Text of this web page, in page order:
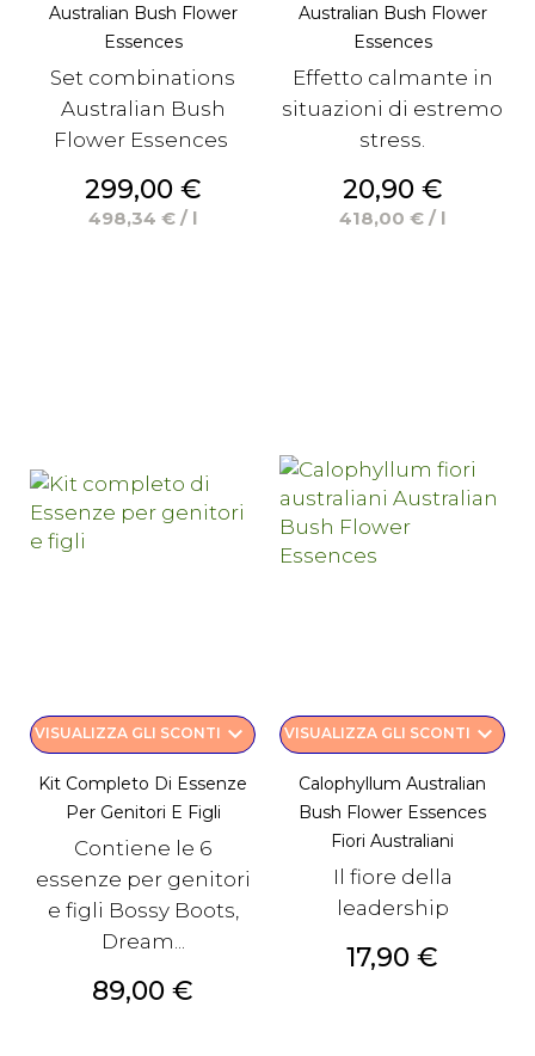
Australian Bush Flower
Essences
Set combinations
Australian Bush
Flower Essences
Prezzo
299,00 €
498,34 € / l
Australian Bush Flower
Essences
Effetto calmante in
situazioni di estremo
stress.
Prezzo
20,90 €
418,00 € / l
VISUALIZZA GLI SCONTI keyboard_arrow_down
Kit Completo Di Essenze
Per Genitori E Figli
Contiene le 6
essenze per genitori
e figli Bossy Boots,
Dream...
Prezzo
89,00 €
VISUALIZZA GLI SCONTI keyboard_arrow_down
Calophyllum Australian
Bush Flower Essences
Fiori Australiani
Il fiore della
leadership
Prezzo
17,90 €